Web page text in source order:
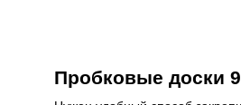
Пробковые доски